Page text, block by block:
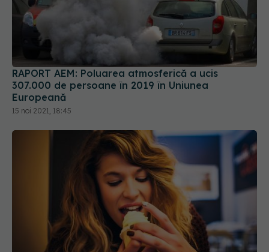
RAPORT AEM: Poluarea atmosferică a ucis
307.000 de persoane în 2019 în Uniunea
Europeană
15 noi 2021, 18:45